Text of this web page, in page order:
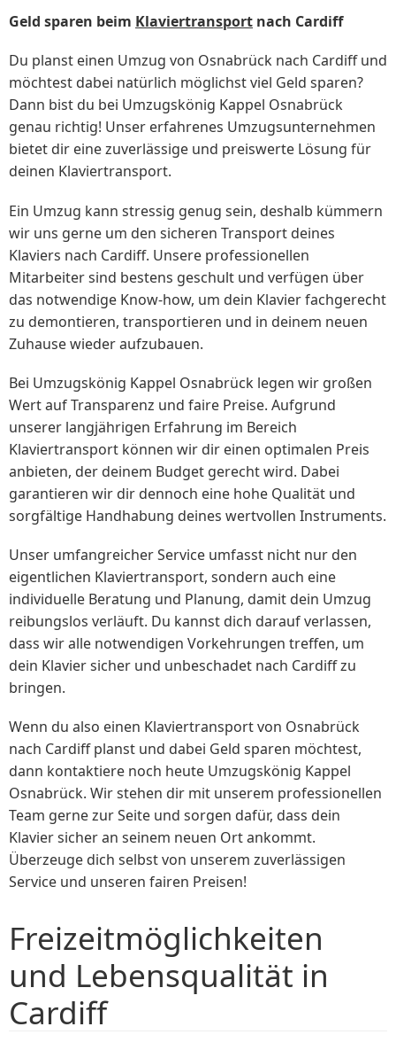
Geld sparen beim Klaviertransport nach Cardiff
Du planst einen Umzug von Osnabrück nach Cardiff und
möchtest dabei natürlich möglichst viel Geld sparen?
Dann bist du bei Umzugskönig Kappel Osnabrück
genau richtig! Unser erfahrenes Umzugsunternehmen
bietet dir eine zuverlässige und preiswerte Lösung für
deinen Klaviertransport.
Ein Umzug kann stressig genug sein, deshalb kümmern
wir uns gerne um den sicheren Transport deines
Klaviers nach Cardiff. Unsere professionellen
Mitarbeiter sind bestens geschult und verfügen über
das notwendige Know-how, um dein Klavier fachgerecht
zu demontieren, transportieren und in deinem neuen
Zuhause wieder aufzubauen.
Bei Umzugskönig Kappel Osnabrück legen wir großen
Wert auf Transparenz und faire Preise. Aufgrund
unserer langjährigen Erfahrung im Bereich
Klaviertransport können wir dir einen optimalen Preis
anbieten, der deinem Budget gerecht wird. Dabei
garantieren wir dir dennoch eine hohe Qualität und
sorgfältige Handhabung deines wertvollen Instruments.
Unser umfangreicher Service umfasst nicht nur den
eigentlichen Klaviertransport, sondern auch eine
individuelle Beratung und Planung, damit dein Umzug
reibungslos verläuft. Du kannst dich darauf verlassen,
dass wir alle notwendigen Vorkehrungen treffen, um
dein Klavier sicher und unbeschadet nach Cardiff zu
bringen.
Wenn du also einen Klaviertransport von Osnabrück
nach Cardiff planst und dabei Geld sparen möchtest,
dann kontaktiere noch heute Umzugskönig Kappel
Osnabrück. Wir stehen dir mit unserem professionellen
Team gerne zur Seite und sorgen dafür, dass dein
Klavier sicher an seinem neuen Ort ankommt.
Überzeuge dich selbst von unserem zuverlässigen
Service und unseren fairen Preisen!
Freizeitmöglichkeiten
und Lebensqualität in
Cardiff